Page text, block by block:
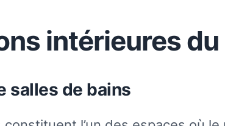
intérieures
salles de bains